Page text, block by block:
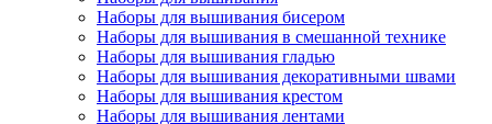
Наборы для вышивания бисером
Наборы для вышивания в смешанной технике
Наборы для вышивания гладью
Наборы для вышивания декоративными швами
Наборы для вышивания крестом
Наборы для вышивания лентами